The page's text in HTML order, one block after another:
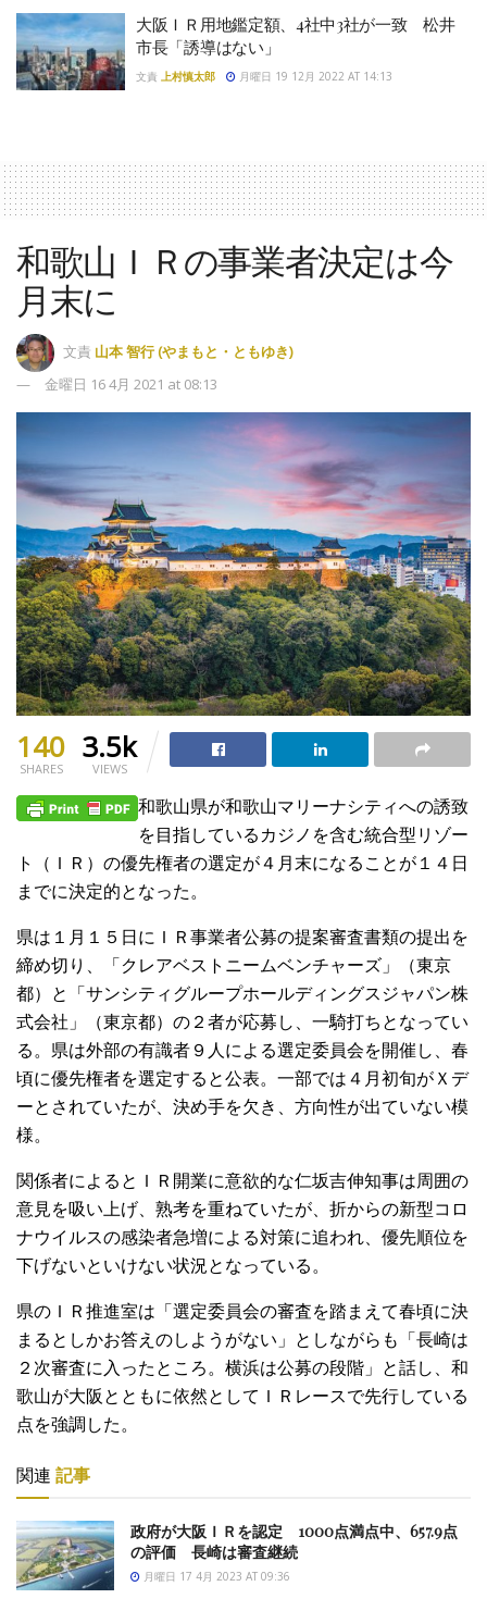
大阪ＩＲ用地鑑定額、4社中3社が一致 松井
市長「誘導はない」
文責 上村慎太郎 月曜日 19 12月 2022 AT 14:13
和歌山ＩＲの事業者決定は今
月末に
文責 山本 智行 (やまもと・ともゆき)
金曜日 16 4月 2021 at 08:13
140
SHARES
3.5k
VIEWS
和歌山県が和歌山マリーナシティへの誘致
を目指しているカジノを含む統合型リゾー
ト（ＩＲ）の優先権者の選定が４月末になることが１４日
までに決定的となった。
県は１月１５日にＩＲ事業者公募の提案審査書類の提出を
締め切り、「クレアベストニームベンチャーズ」（東京
都）と「サンシティグループホールディングスジャパン株
式会社」（東京都）の２者が応募し、一騎打ちとなってい
る。県は外部の有識者９人による選定委員会を開催し、春
頃に優先権者を選定すると公表。一部では４月初旬がＸデ
ーとされていたが、決め手を欠き、方向性が出ていない模
様。
関係者によるとＩＲ開業に意欲的な仁坂吉伸知事は周囲の
意見を吸い上げ、熟考を重ねていたが、折からの新型コロ
ナウイルスの感染者急増による対策に追われ、優先順位を
下げないといけない状況となっている。
県のＩＲ推進室は「選定委員会の審査を踏まえて春頃に決
まるとしかお答えのしようがない」としながらも「長崎は
２次審査に入ったところ。横浜は公募の段階」と話し、和
歌山が大阪とともに依然としてＩＲレースで先行している
点を強調した。
関連 記事
政府が大阪ＩＲを認定 1000点満点中、657.9点
の評価 長崎は審査継続
月曜日 17 4月 2023 AT 09:36